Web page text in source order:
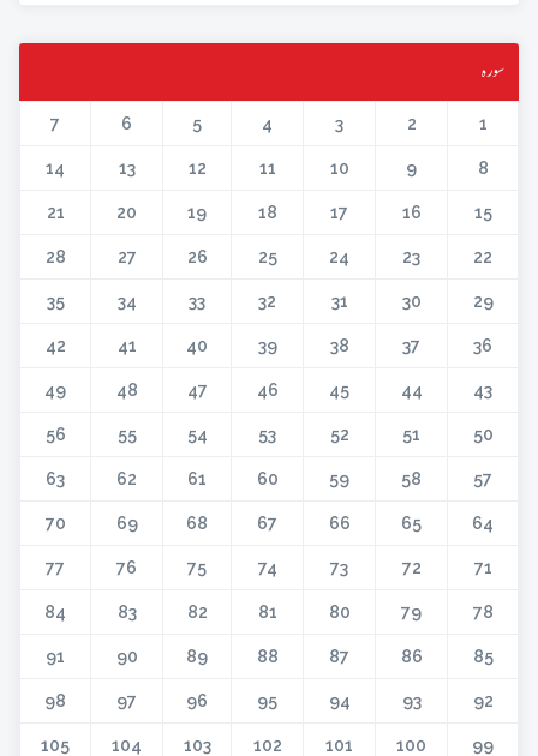
سورہ
1
2
3
4
5
6
7
8
9
10
11
12
13
14
15
16
17
18
19
20
21
22
23
24
25
26
27
28
29
30
31
32
33
34
35
36
37
38
39
40
41
42
43
44
45
46
47
48
49
50
51
52
53
54
55
56
57
58
59
60
61
62
63
64
65
66
67
68
69
70
71
72
73
74
75
76
77
78
79
80
81
82
83
84
85
86
87
88
89
90
91
92
93
94
95
96
97
98
99
100
101
102
103
104
105